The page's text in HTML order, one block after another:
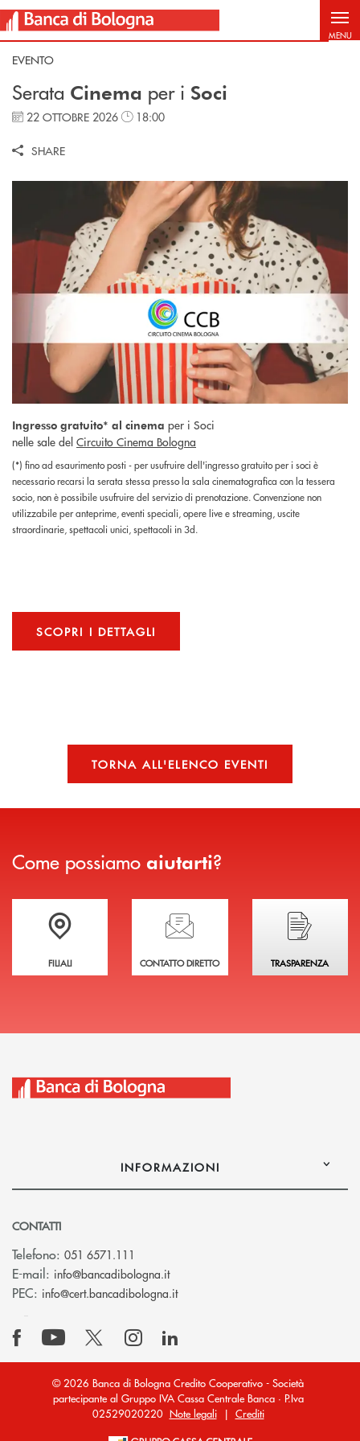
Salta al contenuto principale
MENU
EVENTO
Serata Cinema per i Soci
22 OTTOBRE 2026 18:00
SHARE
Ingresso gratuito* al cinema per i Soci
nelle sale del Circuito Cinema Bologna
(*) fino ad esaurimento posti - per usufruire dell'ingresso gratuito per i soci è
necessario recarsi la serata stessa presso la sala cinematografica con la tessera
socio, non è possibile usufruire del servizio di prenotazione. Convenzione non
utilizzabile per anteprime, eventi speciali, opere live e streaming, uscite
straordinarie, spettacoli unici, spettacoli in 3d.
SCOPRI I DETTAGLI
TORNA ALL'ELENCO EVENTI
Come possiamo aiutarti?
Trova la filiale più vicina a te
FILIALI
Hai bisogno di assistenza immediata?
CONTATTO DIRETTO
Hai bisogno di
TRASPARENZA
INFORMAZIONI
CONTATTI
Telefono: 051 6571.111
E-mail: info@bancadibologna.it(si apre l’app di posta elettronica)
PEC: info@cert.bancadibologna.it(si apre l’app di posta
© 2026 Banca di Bologna Credito Cooperativo - Società
partecipante al Gruppo IVA Cassa Centrale Banca · P.Iva
02529020220 Note legali| Crediti